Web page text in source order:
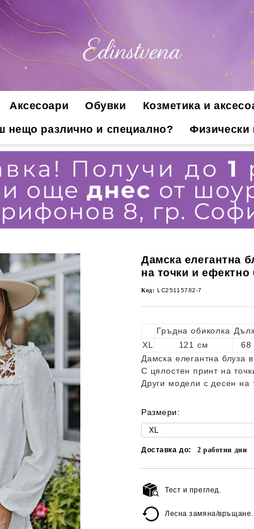
Аксесоари Обувки Козметика и
нещо различно и специално?
Физически
Дамска елегантна
на точки и
Код: LC25115782-7
Гръдна обиколка
XL
121 см 68
Дамска елегантна блуза
С цялостен принт на
Други модели с десен на
Размери:
Доставка до: 2работни дни
Тест и преглед.
Лесна замяна/връщане.